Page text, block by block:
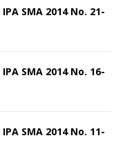
SMA 2014 No. 21-
SMA 2014 No. 16-
SMA 2014 No. 11-